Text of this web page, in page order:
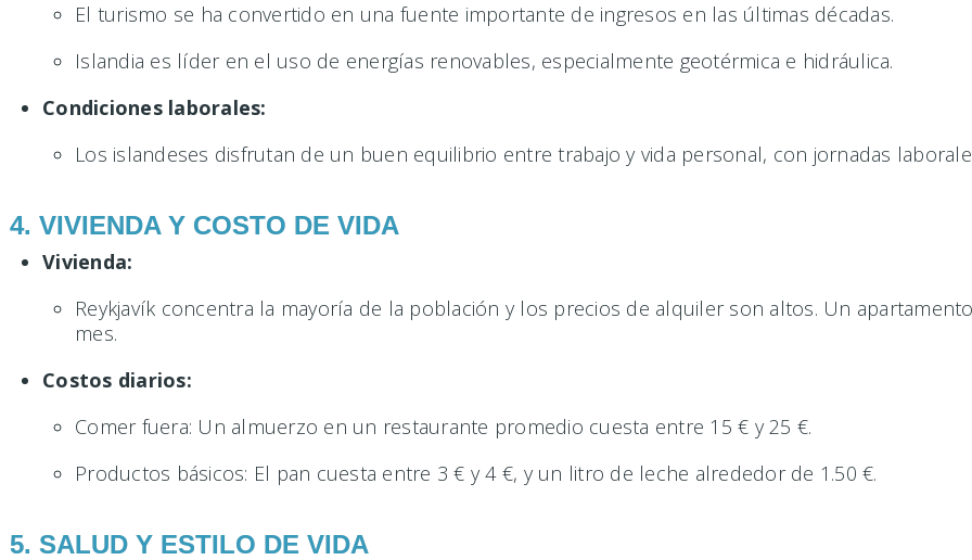
El turismo se ha convertido en una fuente importante de ingresos en las últimas décadas.
Islandia es líder en el uso de energías renovables, especialmente geotérmica e hidráulica.
Condiciones laborales:
Los islandeses disfrutan de un buen equilibrio entre trabajo y vida personal, con jornadas
4. VIVIENDA Y COSTO DE VIDA
Vivienda:
Reykjavík concentra la mayoría de la población y los precios de alquiler son altos. Un
mes.
Costos diarios:
Comer fuera: Un almuerzo en un restaurante promedio cuesta entre 15 € y 25 €.
Productos básicos: El pan cuesta entre 3 € y 4 €, y un litro de leche alrededor de 1.50 €.
5. SALUD Y ESTILO DE VIDA